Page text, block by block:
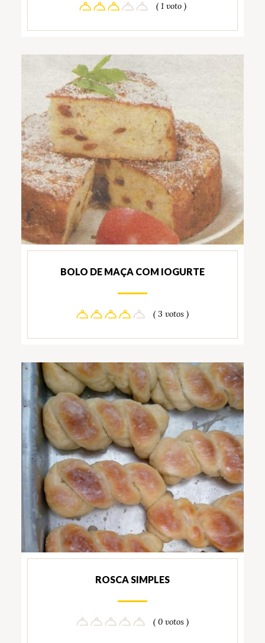
( 1 voto )
BOLO DE MAÇA COM IOGURTE
( 3 votos )
ROSCA SIMPLES
( 0 votos )